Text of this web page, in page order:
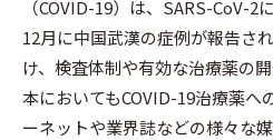
k
e
（COVID-19）は、SARS-CoV-
12月に中国武漢の症例が報告さ
け、検査体制や有効な治療薬の
本においてもCOVID-19治療薬へ
ーネットや業界誌などの様々な